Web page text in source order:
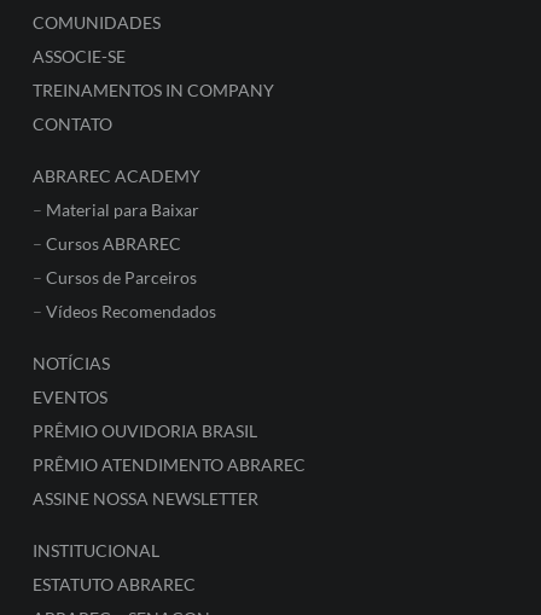
COMUNIDADES
ASSOCIE-SE
TREINAMENTOS IN COMPANY
CONTATO
ABRAREC ACADEMY
– Material para Baixar
– Cursos ABRAREC
– Cursos de Parceiros
– Vídeos Recomendados
NOTÍCIAS
EVENTOS
PRÊMIO OUVIDORIA BRASIL
PRÊMIO ATENDIMENTO ABRAREC
ASSINE NOSSA NEWSLETTER
INSTITUCIONAL
ESTATUTO ABRAREC